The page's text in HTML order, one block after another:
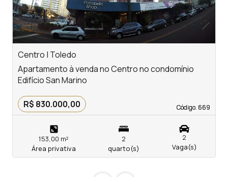
Centro | Toledo
Código. 669
Código. 669
Apartamento à venda no Centro no condomínio
Edifício San Marino
R$ 830.000,00
153,00 m²
Área privativa
2
quarto(s)
2
Vaga(s)